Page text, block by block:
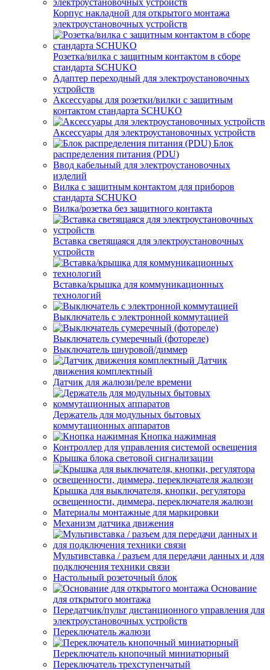
Корпус накладной для открытого монтажа
электроустановочных устройств
Розетка/вилка с защитным контактом в сборе
стандарта SCHUKO
Адаптер переходный для электроустановочных
устройств
Аксессуары для розетки/вилки с защитным
контактом стандарта SCHUKO
Аксессуары для электроустановочных устройств
Блок
распределения питания (PDU)
Ввод кабельный для электроустановочных
изделий
Вилка с защитным контактом для приборов
стандарта SCHUKO
Вилка/розетка без защитного контакта
Вставка светящаяся для электроустановочных
устройств
Вставка/крышка для коммуникационных
технологий
Выключатель с электронной коммутацией
Выключатель сумеречный (фотореле)
Выключатель шнуровой/диммер
Датчик
движения комплектный
Датчик для жалюзи/реле времени
Держатель для модульных бытовых
коммутационных аппаратов
Кнопка нажимная
Контроллер для управления системой освещения
Крышка блока световой сигнализации
Крышка для выключателя, кнопки, регулятора
освещенности, диммера, переключателя жалюзи
Материалы монтажные для маркировки
Механизм датчика движения
Мультивставка / разъем для передачи данных и для
подключения техники связи
Настольный розеточный блок
Основание
для открытого монтажа
Передатчик/пульт дистанционного управления для
электроустановочных устройств
Переключатель жалюзи
Переключатель кнопочный миниатюрный
Переключатель трехступенчатый